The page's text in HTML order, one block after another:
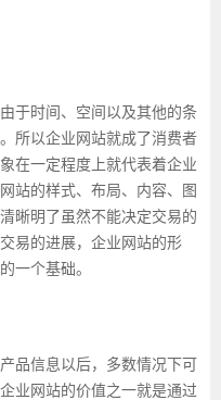
时间、空间以及其他的条
所以企业网站就成了消费者
在一定程度上就代表着企业
站的样式、布局、内容、图
晰明了虽然不能决定交易的
易的进展，企业网站的形
一个基础。
信息以后，多数情况下可
业网站的价值之一就是通过